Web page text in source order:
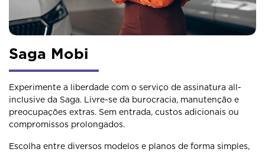
Saga Mobi
Experimente a liberdade com o serviço de assinatura all-
inclusive da Saga. Livre-se da burocracia, manutenção e
preocupações extras. Sem entrada, custos adicionais ou
compromissos prolongados.
Escolha entre diversos modelos e planos de forma simples,